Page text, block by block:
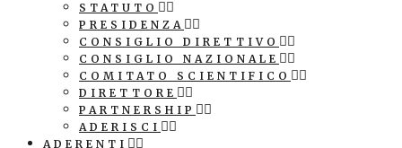
STATUTO
PRESIDENZA
CONSIGLIO DIRETTIVO
CONSIGLIO NAZIONALE
COMITATO SCIENTIFICO
DIRETTORE
PARTNERSHIP
ADERISCI
ADERENTI